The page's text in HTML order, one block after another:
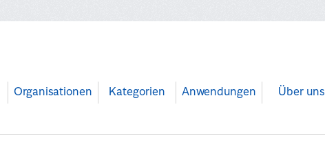
Organisationen Kategorien Anwendungen Über uns